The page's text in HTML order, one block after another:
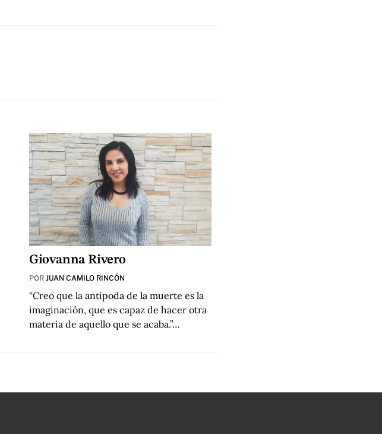
Giovanna Rivero
POR JUAN CAMILO RINCÓN
“Creo que la antípoda de la muerte es la
imaginación, que es capaz de hacer otra
materia de aquello que se acaba.”…